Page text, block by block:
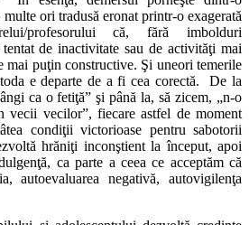
ori tradusă eronat printr-o exagerată
profesorului că, fără imbolduri
de inactivitate sau de activităţi mai
mai puţin constructive. Şi uneori temerile
e departe de a fi cea corectă. De la
ca o fetiţă” şi până la, să zicem, „n-o
vecii vecilor”, fiecare astfel de moment
condiţii victorioase pentru sabotorii
hrăniţi inconştient la început, apoi
ca parte a ceea ce acceptăm că
autoevaluarea negativă, autovigilenţa